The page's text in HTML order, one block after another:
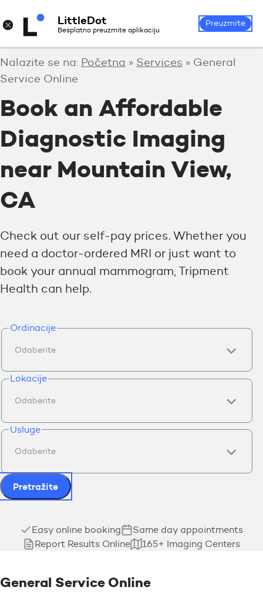
Prijava
Nalazite se na: Početna » Services » General
Service Online
Book an Affordable
Diagnostic Imaging
near Mountain View,
CA
Check out our self-pay prices. Whether you
need a doctor-ordered MRI or just want to
book your annual mammogram, Tripment
Health can help.
Ordinacije
Lokacije
Usluge
Pretražite
Easy online booking
Same day appointments
Report Results Online
165+ Imaging Centers
General Service Online
× LittleDot
Besplatno preuzmite aplikaciju
Preuzmite